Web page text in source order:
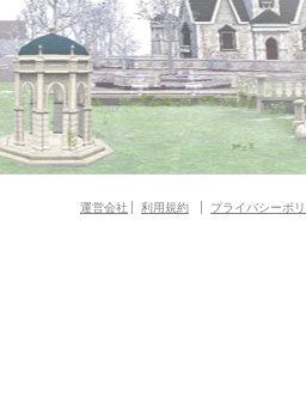
運営会社 利用規約 プライバシーポ